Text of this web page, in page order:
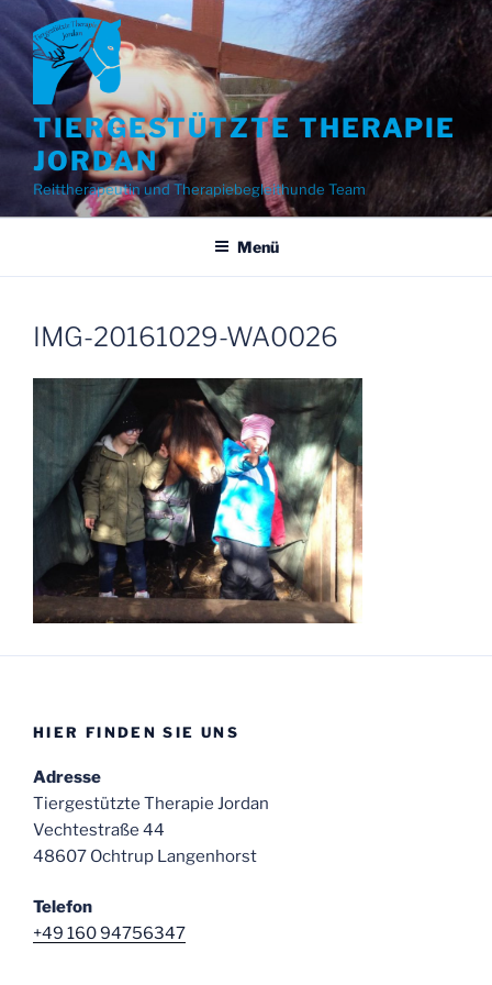
Zum
Inhalt
springen
TIERGESTÜTZTE THERAPIE
JORDAN
Reittherapeutin und Therapiebegleithunde Team
Menü
IMG-20161029-WA0026
HIER FINDEN SIE UNS
Adresse
Tiergestützte Therapie Jordan
Vechtestraße 44
48607 Ochtrup Langenhorst
Telefon
+49 160 94756347